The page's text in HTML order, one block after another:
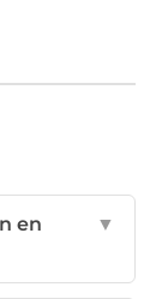
en
▼